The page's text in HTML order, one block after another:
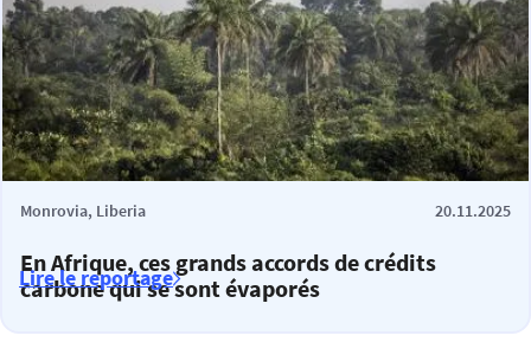
Monrovia, Liberia 20.11.2025
En Afrique, ces grands accords de crédits
carbone qui se sont évaporés
Lire le reportage